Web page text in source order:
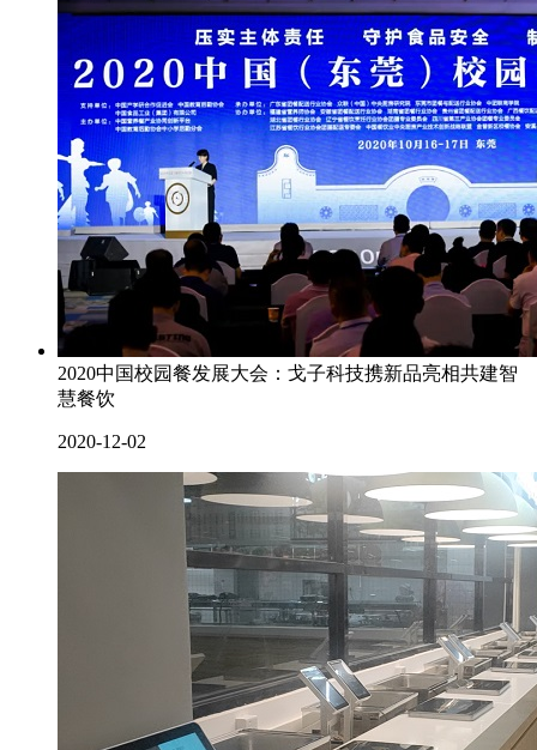
2020中国校园餐发展大会：戈子科技携新品亮相共建智
慧餐饮
2020-12-02